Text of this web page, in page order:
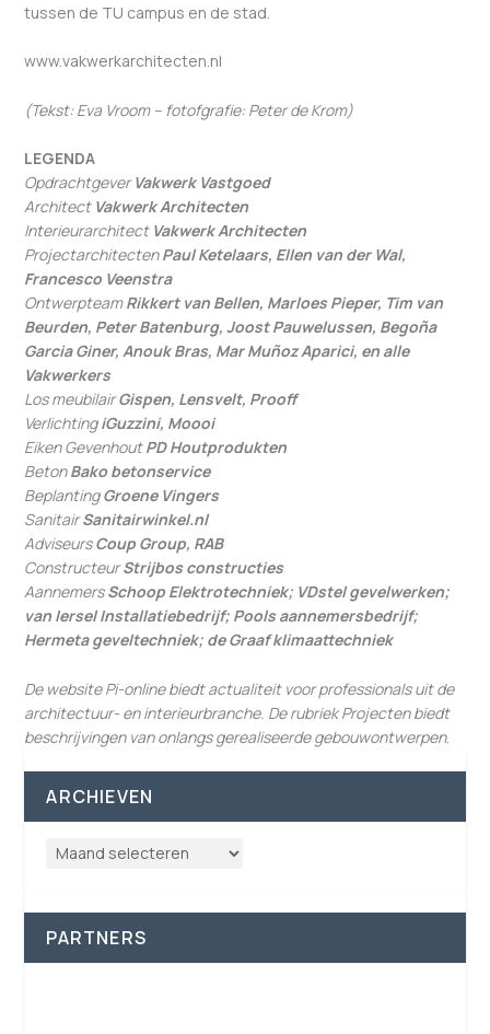
tussen de TU campus en de stad.
www.vakwerkarchitecten.nl
(Tekst: Eva Vroom – fotofgrafie: Peter de Krom)
LEGENDA
OpdrachtgeverVakwerk Vastgoed
Architect Vakwerk Architecten
Interieurarchitect Vakwerk Architecten
ProjectarchitectenPaul Ketelaars, Ellen van der Wal,
Francesco Veenstra
OntwerpteamRikkert van Bellen, Marloes Pieper, Tim van
Beurden, Peter Batenburg, Joost Pauwelussen, Begoña
Garcia Giner, Anouk Bras, Mar Muñoz Aparici, en alle
Vakwerkers
Los meubilairGispen, Lensvelt, Prooff
VerlichtingiGuzzini, Moooi
Eiken GevenhoutPD Houtprodukten
BetonBako betonservice
BeplantingGroene Vingers
SanitairSanitairwinkel.nl
AdviseursCoup Group, RAB
ConstructeurStrijbos constructies
AannemersSchoop Elektrotechniek; VDstel gevelwerken;
van Iersel Installatiebedrijf; Pools aannemersbedrijf;
Hermeta geveltechniek; de Graaf klimaattechniek
De website Pi-online biedt actualiteit voor professionals uit de
architectuur- en interieurbranche. De rubriek Projecten biedt
beschrijvingen van onlangs gerealiseerde gebouwontwerpen.
ARCHIEVEN
PARTNERS